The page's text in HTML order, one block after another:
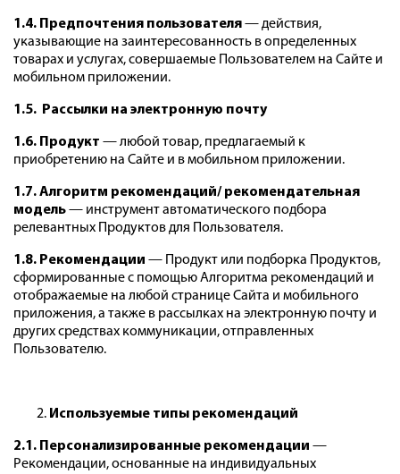
1.4. Предпочтения пользователя— действия,
указывающие на заинтересованность в определенных
товарах и услугах,совершаемые Пользователем на Сайте и
мобильном приложении.
1.5. Рассылки на электронную почту
1.6. Продукт — любой товар, предлагаемый к
приобретению на Сайте и в мобильном приложении.
1.7. Алгоритм рекомендаций/ рекомендательная
модель— инструмент автоматического подбора
релевантных Продуктов для Пользователя.
1.8. Рекомендации — Продукт или подборка Продуктов,
сформированные с помощью Алгоритма рекомендаций и
отображаемые на любой странице Сайта и мобильного
приложения, а также в рассылках на электронную почту и
других средствах коммуникации, отправленных
Пользователю.
Используемые типы рекомендаций
2.1. Персонализированные рекомендации —
Рекомендации, основанные на индивидуальных